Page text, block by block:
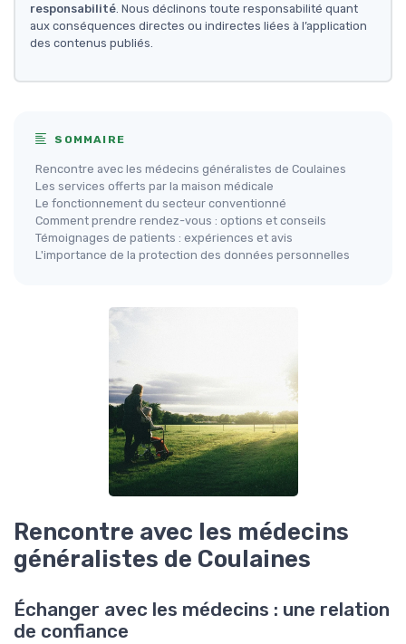
responsabilité. Nous déclinons toute responsabilité quant
aux conséquences directes ou indirectes liées à l’application
des contenus publiés.
SOMMAIRE
Rencontre avec les médecins généralistes de Coulaines
Les services offerts par la maison médicale
Le fonctionnement du secteur conventionné
Comment prendre rendez-vous : options et conseils
Témoignages de patients : expériences et avis
L'importance de la protection des données personnelles
Rencontre avec les médecins
généralistes de Coulaines
Échanger avec les médecins : une relation
de confiance